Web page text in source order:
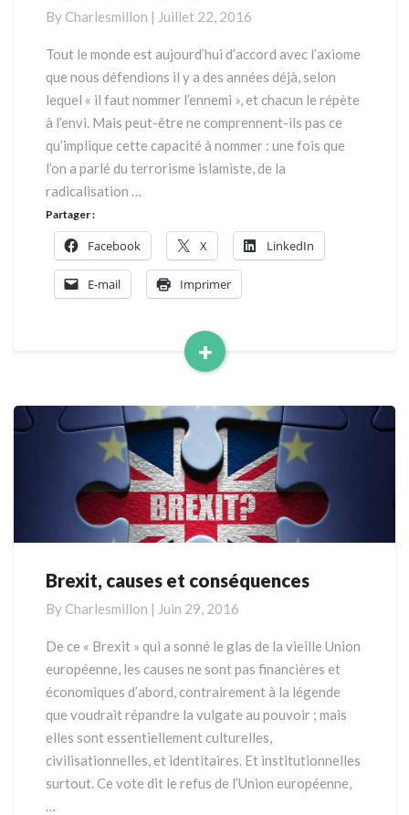
?
By Charlesmillon | Juillet 22, 2016
Tout le monde est aujourd’hui d’accord avec l’axiome
que nous défendions il y a des années déjà, selon
lequel « il faut nommer l’ennemi », et chacun le répète
à l’envi. Mais peut-être ne comprennent-ils pas ce
qu’implique cette capacité à nommer : une fois que
l’on a parlé du terrorisme islamiste, de la
radicalisation …
+
Read
Partager :
Facebook X LinkedIn
E-mail Imprimer
Brexit,
et
conséquences
Brexit, causes et conséquences
By Charlesmillon | Juin 29, 2016
De ce « Brexit » qui a sonné le glas de la vieille Union
européenne, les causes ne sont pas financières et
économiques d’abord, contrairement à la légende
que voudrait répandre la vulgate au pouvoir ; mais
elles sont essentiellement culturelles,
civilisationnelles, et identitaires. Et institutionnelles
surtout. Ce vote dit le refus de l’Union européenne,
…